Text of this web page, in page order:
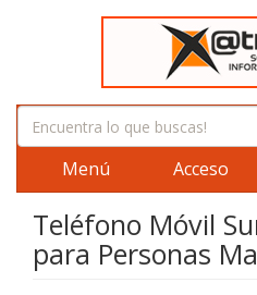
Menú Acceso
Teléfono Móvil
para Personas